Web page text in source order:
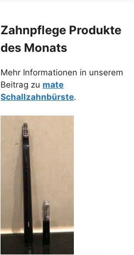
Zahnpflege Produkte
des Monats
Mehr Informationen in unserem
Beitrag zu mate
Schallzahnbürste.